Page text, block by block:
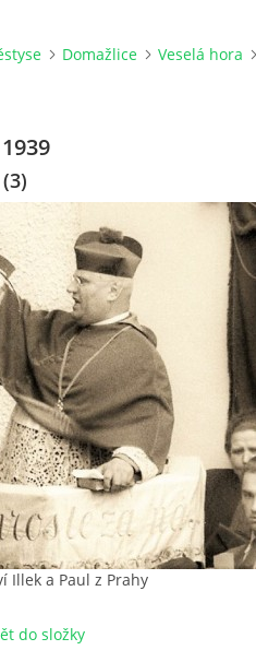
Domažlice
Veselá hora
(3)
Illek a Paul z Prahy
do složky